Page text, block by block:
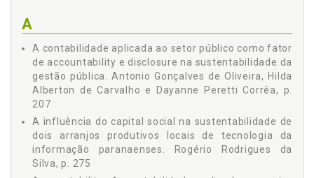
Maclovia Corrêa da Silva
Mauro Guilherme Maidana Capelari
Ranulfo Paiva Sobrinho
Regina Lucia Siewert Rodrigues
Robson Quintino de Oliveira
Rogério Rodrigues da Silva
Sandra Mara Maciel-Lima
Sérgio Gomes Tôsto
Sieglinde Kindl da Cunha
Taiane Dagostin Darós
Guilherme Maidana Capelari, p. 143
9 ANÁLISE DO TEMA "CONSUMO E MEIO AMBIENTE" NOS
ANAIS DO ENANPAD E EMA ENTRE 1997 E 2009 - Dasiele D.
Monteiro Martins Deise Francielle Benedet Heitor Takashi
Kato, p. 159
10 EDUCAÇÃO E MEIO AMBIENTE: UMA PROPOSTA EM
CONSTRUÇÃO PARA O COMÉRCIO AMBULANTE DO PARQUE
BARIGUI - Cristhiane Aparecida Mariot Sandra Mara Maciel-
Lima José Edmilson de Souza Lima, p. 177
11 DIREITO URBANÍSTICO E A DIMENSÃO DA
SUSTENTABILIDADE: CIDADES SUSTENTÁVEIS , UMA
EXIGÊNCIA PARA UM NOVO PARADIGMA - Edvaldo da Silva
A
A contabilidade aplicada ao setor público como fator
de accountability e disclosure na sustentabilidade da
gestão pública. Antonio Gonçalves de Oliveira, Hilda
Alberton de Carvalho e Dayanne Peretti Corrêa, p.
207
A influência do capital social na sustentabilidade de
dois arranjos produtivos locais de tecnologia da
informação paranaenses. Rogério Rodrigues da
Silva, p. 275